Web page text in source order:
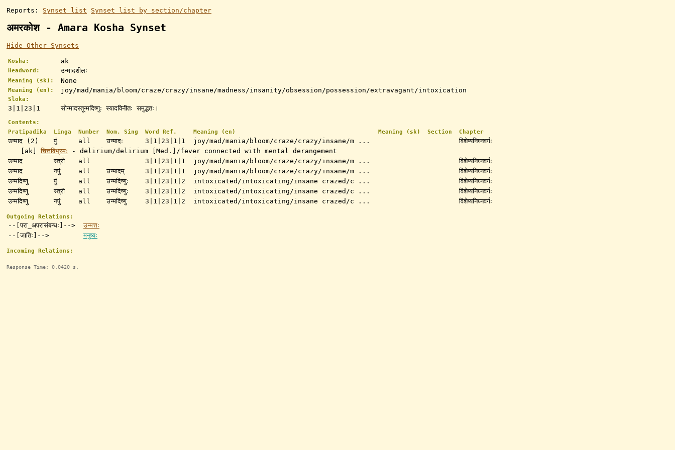
Reports: Synset list Synset list by section/chapter
अमरकोश - Amara Kosha Synset
Hide Other Synsets
Kosha: ak
Headword: उन्मादशीलः
Meaning (sk): None
Meaning (en): joy/mad/mania/bloom/craze/crazy/insane/madness/insanity/obsession/possession/extravagant/intoxication
Sloka:
3|1|23|1 सोन्मादस्तून्मदिष्णुः स्यादविनीतः समुद्धतः।
Contents:
Pratipadika
Linga Number Nom. Sing Word Ref. Meaning (en) Meaning (sk) Section Chapter
उन्माद (2) पुं all उन्मादः 3|1|23|1|1 joy/mad/mania/bloom/craze/crazy/insane/m ...
विशेष्यनिघ्नवर्गः
[ak]चित्तविभ्रमः - delirium/delirium [Med.]/fever connected with mental derangement
उन्माद
स्त्री all 3|1|23|1|1 joy/mad/mania/bloom/craze/crazy/insane/m ...
विशेष्यनिघ्नवर्गः
उन्माद
नपुं all उन्मादम् 3|1|23|1|1 joy/mad/mania/bloom/craze/crazy/insane/m ...
विशेष्यनिघ्नवर्गः
उन्मदिष्णु
पुं all उन्मदिष्णुः 3|1|23|1|2 intoxicated/intoxicating/insane crazed/c ...
विशेष्यनिघ्नवर्गः
उन्मदिष्णु
स्त्री all उन्मदिष्णुः 3|1|23|1|2 intoxicated/intoxicating/insane crazed/c ...
विशेष्यनिघ्नवर्गः
उन्मदिष्णु
नपुं all उन्मदिष्णु 3|1|23|1|2 intoxicated/intoxicating/insane crazed/c ... विशेष्यनिघ्नवर्गः
Outgoing Relations:
--[परा_अपरासंबन्धः]-->
उन्मत्तः
--[जातिः]-->
मनुष्यः
Incoming Relations:
Response Time: 0.0420 s.